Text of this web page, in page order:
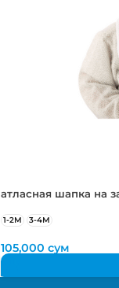
атласная шапка на
1-2М 3-4М
105,000 сум